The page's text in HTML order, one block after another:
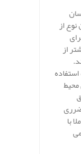
از
از
با